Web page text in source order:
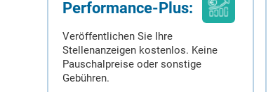
Performance-Plus:
Veröffentlichen Sie Ihre
Stellenanzeigen kostenlos. Keine
Pauschalpreise oder sonstige
Gebühren.